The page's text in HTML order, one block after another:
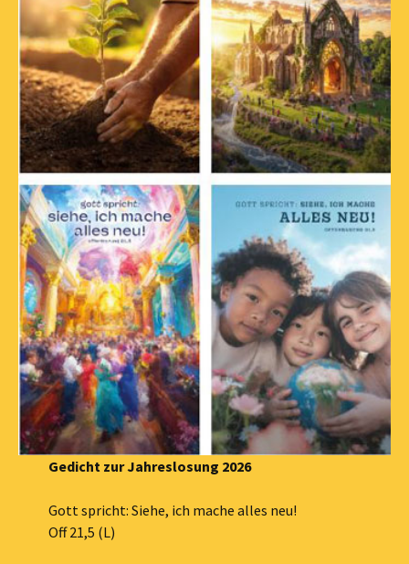
Gedicht zur Jahreslosung 2026
Gott spricht: Siehe, ich mache alles neu!
Off 21,5 (L)